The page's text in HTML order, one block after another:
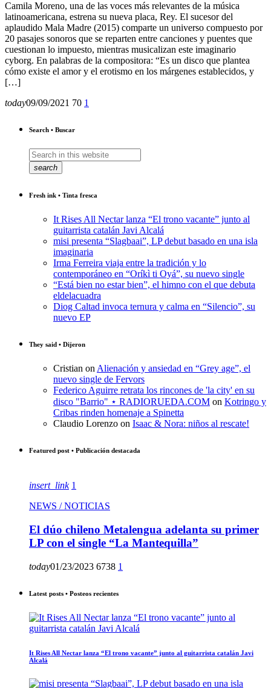
Camila Moreno, una de las voces más relevantes de la música
latinoamericana, estrena su nueva placa, Rey. El sucesor del
aplaudido Mala Madre (2015) comparte un universo compuesto por
20 pasajes sonoros que se reparten entre canciones y puentes que
cuestionan lo impuesto, mientras musicalizan este imaginario
cyborg. En palabras de la compositora: “Es un disco que plantea
cómo existe el amor y el erotismo en los márgenes establecidos, y
[…]
today09/09/2021 70 1
Search • Buscar
search
Fresh ink • Tinta fresca
It Rises All Nectar lanza “El trono vacante” junto al
guitarrista catalán Javi Alcalá
misi presenta “Slagbaai”, LP debut basado en una isla
imaginaria
Irma Ferreira viaja entre la tradición y lo
contemporáneo en “Oríkì ti Oyá”, su nuevo single
“Está bien no estar bien”, el himno con el que debuta
eldelacuadra
Diog Caltad invoca ternura y calma en “Silencio”, su
nuevo EP
They said • Dijeron
Cristian on Alienación y ansiedad en “Grey age”, el
nuevo single de Fervors
Federico Aguirre retrata los rincones de 'la city' en su
disco "Barrio" ⋆ RADIORUEDA.COM on Kotringo y
Cribas rinden homenaje a Spinetta
Claudio Lorenzo on Isaac & Nora: niños al rescate!
Featured post • Publicación destacada
insert_link 1
NEWS / NOTICIAS
El dúo chileno Metalengua adelanta su primer
LP con el single “La Mantequilla”
today01/23/2023 6738 1
Latest posts • Posteos recientes
It Rises All Nectar lanza “El trono vacante” junto al guitarrista catalán Javi
Alcalá